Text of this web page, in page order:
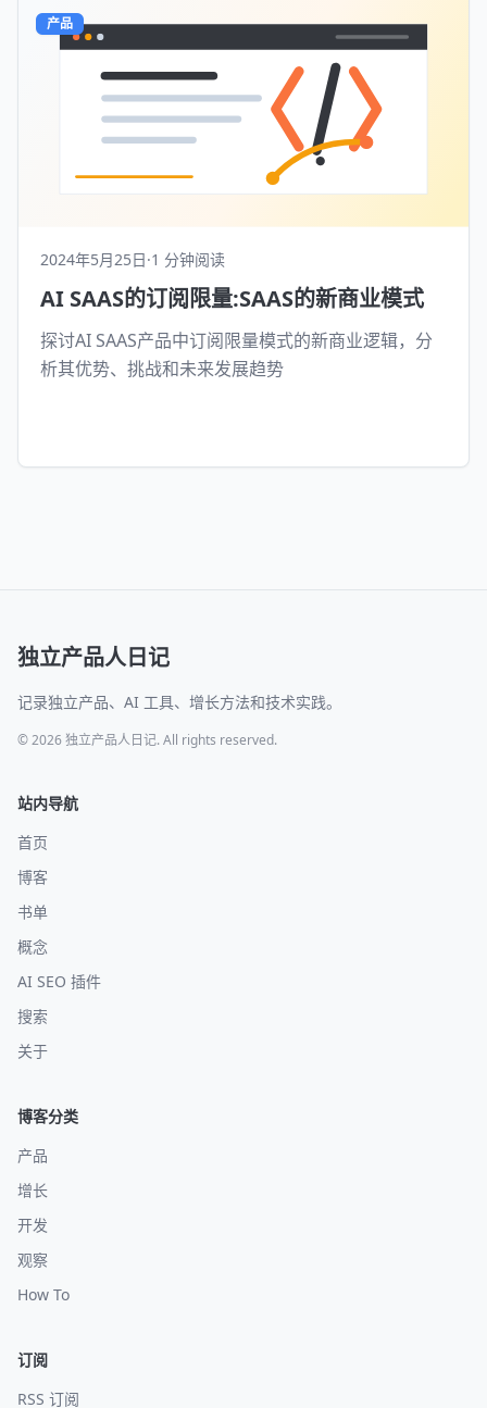
产品
2024年5月25日·1 分钟阅读
AI SAAS的订阅限量:SAAS的新商业模式
探讨AI SAAS产品中订阅限量模式的新商业逻辑，分
析其优势、挑战和未来发展趋势
独立产品人日记
记录独立产品、AI 工具、增长方法和技术实践。
© 2026 独立产品人日记. All rights reserved.
站内导航
首页
博客
书单
概念
AI SEO 插件
搜索
关于
博客分类
产品
增长
开发
观察
How To
订阅
RSS 订阅